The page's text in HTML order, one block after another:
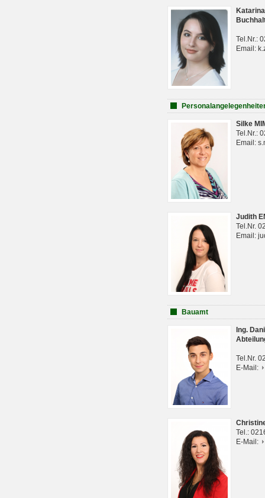
Tel.Nr.:
Email:
Silke
Tel.Nr.:
Email:
Judith
Tel.Nr.
Email:
Bauamt
Ing.
Tel.Nr.
E-Mail:
Tel.:
E-Mail: